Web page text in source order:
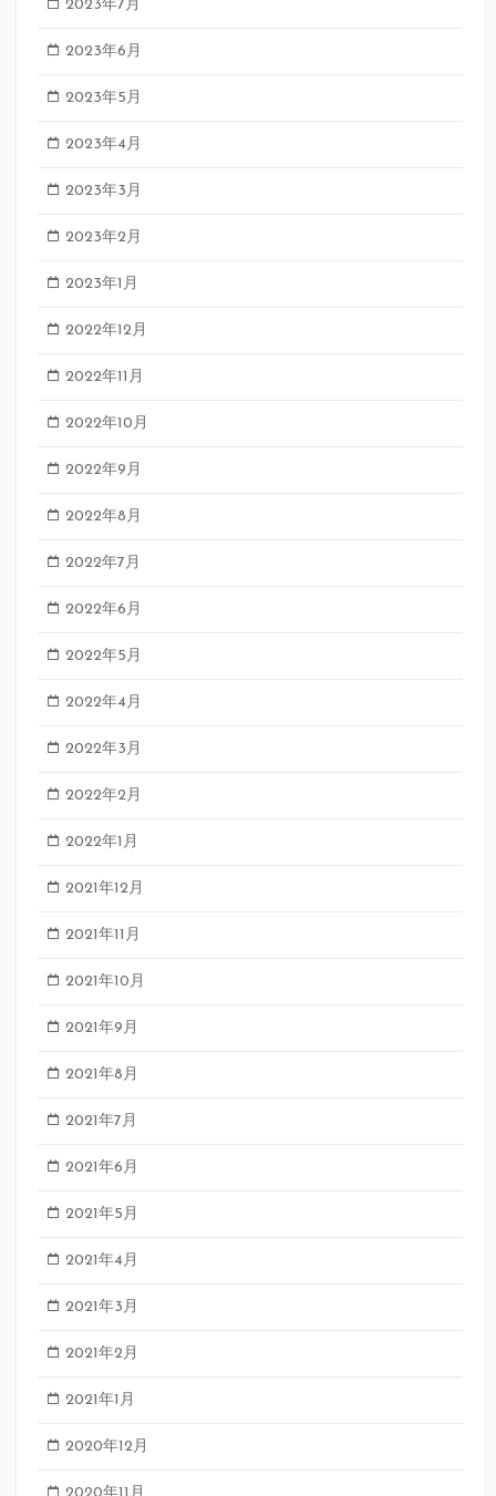
2023年7月
2023年6月
2023年5月
2023年4月
2023年3月
2023年2月
2023年1月
2022年12月
2022年11月
2022年10月
2022年9月
2022年8月
2022年7月
2022年6月
2022年5月
2022年4月
2022年3月
2022年2月
2022年1月
2021年12月
2021年11月
2021年10月
2021年9月
2021年8月
2021年7月
2021年6月
2021年5月
2021年4月
2021年3月
2021年2月
2021年1月
2020年12月